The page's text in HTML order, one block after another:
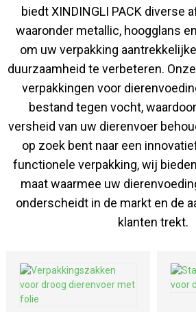
biedt XINDINGLI PACK diverse
waaronder metallic, hoogglans
om uw verpakking
duurzaamheid te verbeteren.
verpakkingen voor
bestand tegen vocht,
versheid van uw dierenvoer
op zoek bent naar een
functionele verpakking, wij
maat waarmee uw
onderscheidt in de markt en de
klanten trekt.